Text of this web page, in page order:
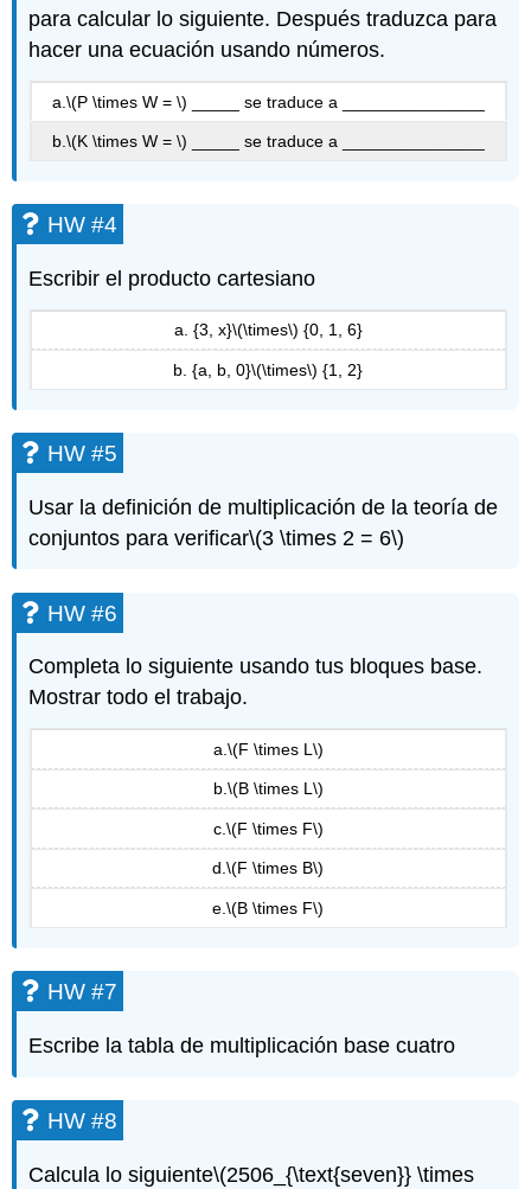
para calcular lo siguiente. Después traduzca para
hacer una ecuación usando números.
a. \(P \times W = \) _____ se traduce a _______________
b. \(K \times W = \) _____ se traduce a _______________
HW #4
Escribir el producto cartesiano
a. {3, x}\(\times\) {0, 1, 6}
b. {a, b, 0}\(\times\) {1, 2}
HW #5
Usar la definición de multiplicación de la teoría de
conjuntos para verificar\(3 \times 2 = 6\)
HW #6
Completa lo siguiente usando tus bloques base.
Mostrar todo el trabajo.
a. \(F \times L\)
b.\(B \times L\)
c. \(F \times F\)
d.\(F \times B\)
e. \(B \times F\)
HW #7
Escribe la tabla de multiplicación base cuatro
HW #8
Calcula lo siguiente\(2506_{\text{seven}} \times